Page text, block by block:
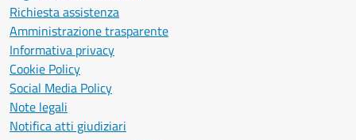
Richiesta assistenza
Amministrazione trasparente
Informativa privacy
Cookie Policy
Social Media Policy
Note legali
Notifica atti giudiziari